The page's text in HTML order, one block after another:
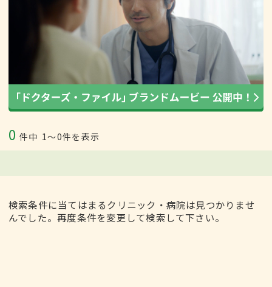
0 件中 1〜0件を表示
検索条件に当てはまるクリニック・病院は見つかりませ
んでした。再度条件を変更して検索して下さい。